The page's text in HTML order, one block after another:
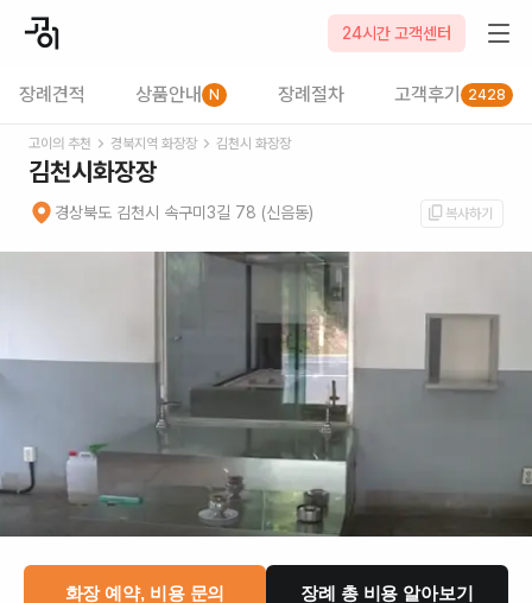
24시간 고객센터
장례견적 상품안내 N 장례절차 고객후기 2428
고이의 추천 경북지역 화장장 김천시 화장장
김천시화장장
경상북도 김천시 속구미3길 78 (신음동) 복사하기
화장 예약, 비용 문의 장례 총 비용 알아보기